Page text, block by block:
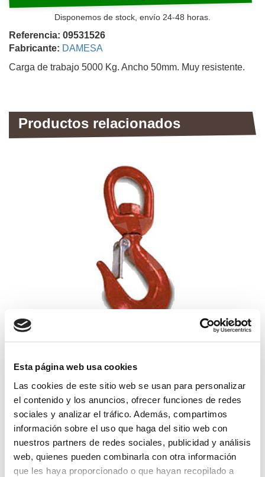
Esta página web usa cookies
Las cookies de este sitio web se usan para personalizar
el contenido y los anuncios, ofrecer funciones de redes
sociales y analizar el tráfico. Además, compartimos
información sobre el uso que haga del sitio web con
nuestros partners de redes sociales, publicidad y análisis
web, quienes pueden combinarla con otra información
que les haya proporcionado o que hayan recopilado a
Disponemos de stock, envío 24-48 horas.
Referencia: 09531526
Fabricante: DAMESA
Carga de trabajo 5000 Kg. Ancho 50mm. Muy resistente.
Productos relacionados
121,34€ comprar